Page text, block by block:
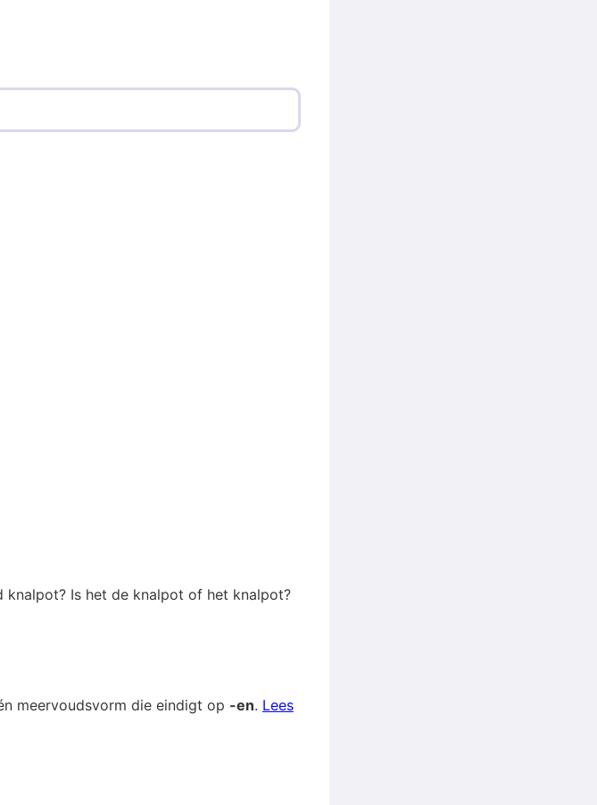
Is het de knalpot of het knalpot?
meervoudsvorm die eindigt op -en. Lees